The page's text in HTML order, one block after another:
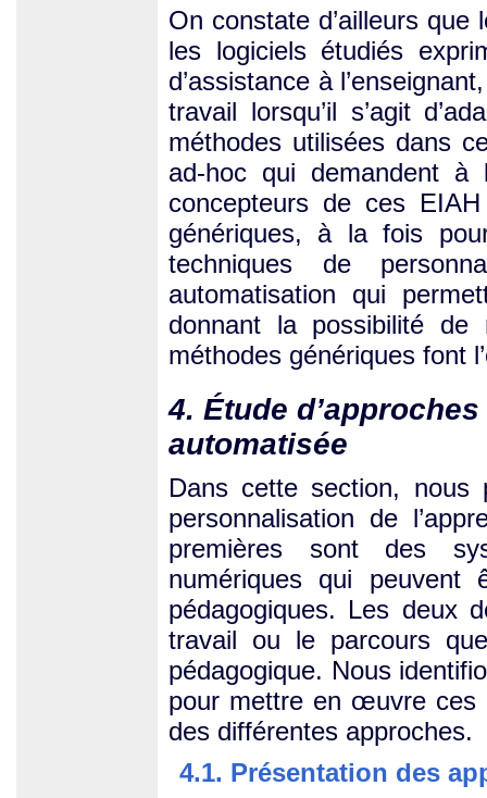
On constate d’ailleurs
les logiciels étudiés
d’assistance à
travail lorsqu’il s’agit
méthodes utilisées dans
ad-hoc qui demandent à
concepteurs de ces
génériques, à la fois
techniques de
automatisation qui
donnant la possibilité de
méthodes génériques font
4. Étude
automatisée
Dans cette section, nous
personnalisation de
premières sont des
numériques qui peuvent
pédagogiques. Les deux
travail ou le parcours
pédagogique. Nous
pour mettre en œuvre ces
des différentes approches.
4.1. Présentation des